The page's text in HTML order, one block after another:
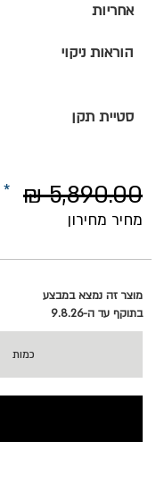
אחריות
הוראות ניקוי
סטיית תקן
מחיר מחירון
5,890.00 ₪
מוצר זה נמצא במבצע
בתוקף עד ה-9.8.26
כמות